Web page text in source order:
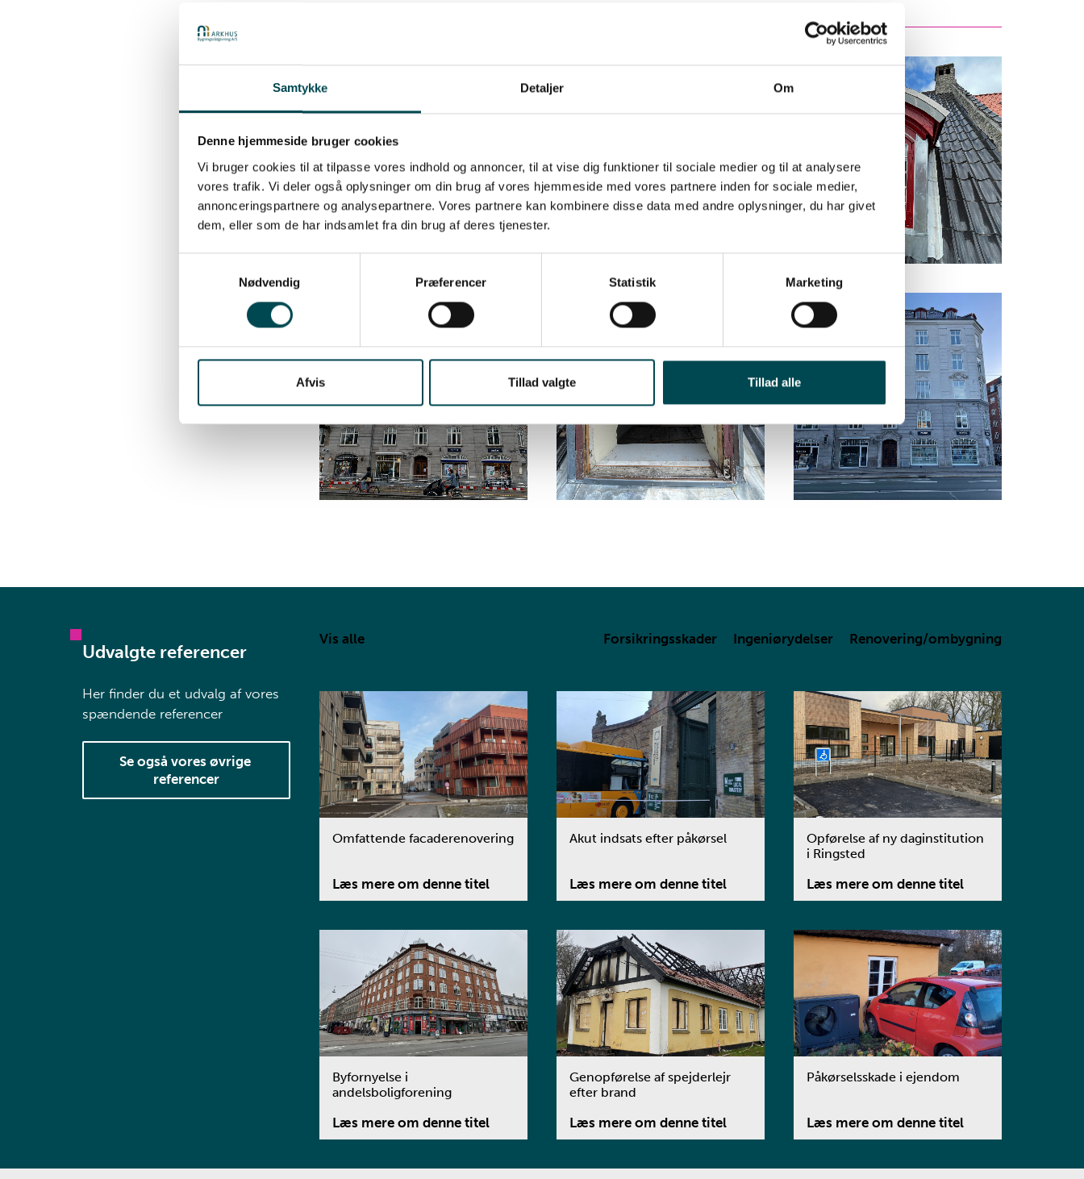
Samtykke Detaljer Om
Denne hjemmeside bruger cookies
Vi bruger cookies til at tilpasse vores indhold og annoncer, til at vise dig funktioner til sociale medier og til at analysere
vores trafik. Vi deler også oplysninger om din brug af vores hjemmeside med vores partnere inden for sociale medier,
annonceringspartnere og analysepartnere. Vores partnere kan kombinere disse data med andre oplysninger, du har givet
dem, eller som de har indsamlet fra din brug af deres tjenester.
Nødvendig
Præferencer Statistik Marketing
Afvis Tillad valgte Tillad alle
Udvalgte referencer
Her finder du et udvalg af vores
spændende referencer
Se også vores øvrige
referencer
Vis alle Forsikringsskader Ingeniørydelser Renovering/ombygning
Omfattende facaderenovering
Læs mere om denne titel
Akut indsats efter påkørsel
Læs mere om denne titel
Opførelse af ny daginstitution
i Ringsted
Læs mere om denne titel
Byfornyelse i
andelsboligforening
Læs mere om denne titel
Genopførelse af spejderlejr
efter brand
Læs mere om denne titel
Påkørselsskade i ejendom
Læs mere om denne titel